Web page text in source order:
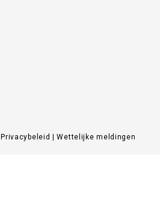
Privacybeleid|Wettelijke meldingen